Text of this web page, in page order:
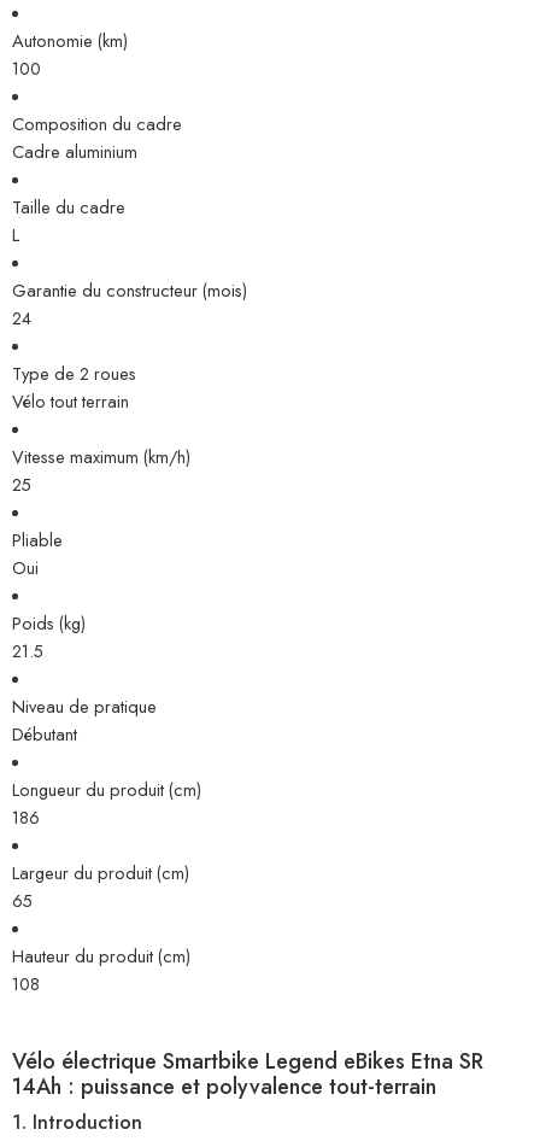
Autonomie (km)
100
Composition du cadre
Cadre aluminium
Taille du cadre
L
Garantie du constructeur (mois)
24
Type de 2 roues
Vélo tout terrain
Vitesse maximum (km/h)
25
Pliable
Oui
Poids (kg)
21.5
Niveau de pratique
Débutant
Longueur du produit (cm)
186
Largeur du produit (cm)
65
Hauteur du produit (cm)
108
Vélo électrique Smartbike Legend eBikes Etna SR
14Ah : puissance et polyvalence tout-terrain
1. Introduction